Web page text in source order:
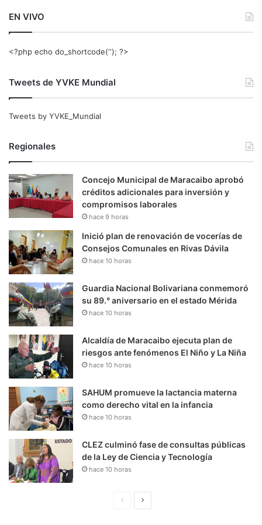
EN VIVO
<?php echo do_shortcode(‘‘); ?>
Tweets de YVKE Mundial
Tweets by YVKE_Mundial
Regionales
Concejo Municipal de Maracaibo aprobó
créditos adicionales para inversión y
compromisos laborales
hace 9 horas
Inició plan de renovación de vocerías de
Consejos Comunales en Rivas Dávila
hace 10 horas
Guardia Nacional Bolivariana conmemoró
su 89.° aniversario en el estado Mérida
hace 10 horas
Alcaldía de Maracaibo ejecuta plan de
riesgos ante fenómenos El Niño y La Niña
hace 10 horas
SAHUM promueve la lactancia materna
como derecho vital en la infancia
hace 10 horas
CLEZ culminó fase de consultas públicas
de la Ley de Ciencia y Tecnología
hace 10 horas